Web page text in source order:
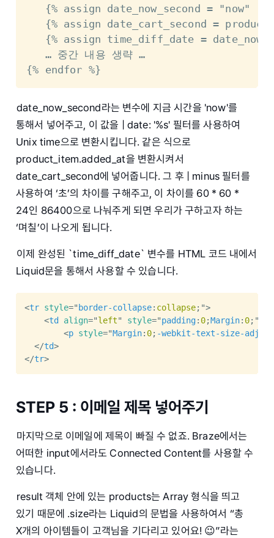
{% assign date_now_second = "now" |
{% assign date_cart_second =
{% assign time_diff_date =
   … 중간 내용 생략 …
{% endfor %}
date_now_second라는 변수에 지금 시간을 'now'를
통해서 넣어주고, 이 값을 | date: '%s' 필터를 사용하여
Unix time으로 변환시킵니다. 같은 식으로
product_item.added_at을 변환시켜서
date_cart_second에 넣어줍니다. 그 후 | minus 필터를
사용하여 ‘초’의 차이를 구해주고, 이 차이를 60 * 60 *
24인 86400으로 나눠주게 되면 우리가 구하고자 하는
‘며칠’이 나오게 됩니다.
이제 완성된 `time_diff_date` 변수를 HTML 코드 내에서
Liquid문을 통해서 사용할 수 있습니다.
<tr style=" border-collapse: collapse; ">
<td align="left" style="padding: 0;Margin: 0; "
<p style="Margin: 0; -webkit-text-size-adjust
</td>
</tr>
STEP 5 : 이메일 제목 넣어주기
마지막으로 이메일에 제목이 빠질 수 없죠. Braze에서는
어떠한 input에서라도 Connected Content를 사용할 수
있습니다.
result 객체 안에 있는 products는 Array 형식을 띄고
있기 때문에 .size라는 Liquid의 문법을 사용하여서 “총
X개의 아이템들이 고객님을 기다리고 있어요! 😉”라는